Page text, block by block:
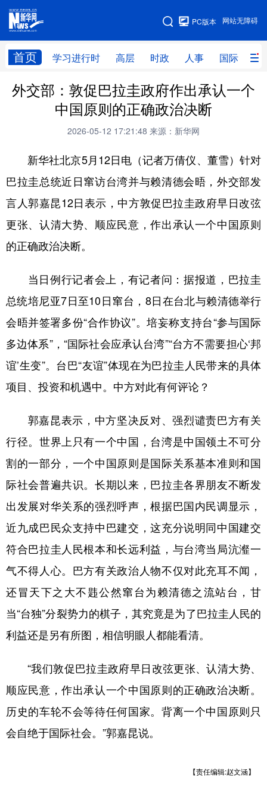
网站无障碍
PC版本
首页 学习进行时 高层 时政 人事 国际 财
网站地图
学习进行时 高层 时政 人事
财经 网评
科技 科创 量子 体育
文化 书画 健康 军事
法律
能源
彩票 娱乐 时尚 悦读
公益 一带一路 亚太网 上市公司
文化产业
地方频道
北京 天津 河北 山西
辽宁 吉林 上海 江苏
浙江 安徽 福建 江西
四川 贵州 云南 西藏
陕西 甘肃 青海 宁夏
新疆 内蒙古 黑龙江
English Español Français عربى
Русский язык
外交部：敦促巴拉圭政府作出承认一个
中国原则的正确政治决断
2026-05-12 17:21:48 来源：新华网
新华社北京5月12日电（记者万倩仪、董雪）针对
巴拉圭总统近日窜访台湾并与赖清德会晤，外交部发
言人郭嘉昆12日表示，中方敦促巴拉圭政府早日改弦
更张、认清大势、顺应民意，作出承认一个中国原则
的正确政治决断。
当日例行记者会上，有记者问：据报道，巴拉圭
总统培尼亚7日至10日窜台，8日在台北与赖清德举行
会晤并签署多份“合作协议”。培妄称支持台“参与国际
多边体系”，“国际社会应承认台湾”“台方不需要担心‘邦
谊’生变”。台巴“友谊”体现在为巴拉圭人民带来的具体
项目、投资和机遇中。中方对此有何评论？
郭嘉昆表示，中方坚决反对、强烈谴责巴方有关
行径。世界上只有一个中国，台湾是中国领土不可分
割的一部分，一个中国原则是国际关系基本准则和国
际社会普遍共识。长期以来，巴拉圭各界朋友不断发
出发展对华关系的强烈呼声，根据巴国内民调显示，
近九成巴民众支持中巴建交，这充分说明同中国建交
符合巴拉圭人民根本和长远利益，与台湾当局沆瀣一
气不得人心。巴方有关政治人物不仅对此充耳不闻，
还冒天下之大不韪公然窜台为赖清德之流站台，甘
当“台独”分裂势力的棋子，其究竟是为了巴拉圭人民的
利益还是另有所图，相信明眼人都能看清。
“我们敦促巴拉圭政府早日改弦更张、认清大势、
顺应民意，作出承认一个中国原则的正确政治决断。
历史的车轮不会等待任何国家。背离一个中国原则只
会自绝于国际社会。”郭嘉昆说。
【责任编辑:赵文涵】